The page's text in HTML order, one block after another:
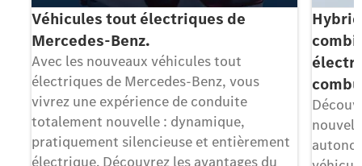
Véhicules tout électriques de
Mercedes-Benz.
Avec les nouveaux véhicules tout
électriques de Mercedes-Benz, vous
vivrez une expérience de conduite
totalement nouvelle : dynamique,
pratiquement silencieuse et entièrement
électrique. Découvrez les avantages du